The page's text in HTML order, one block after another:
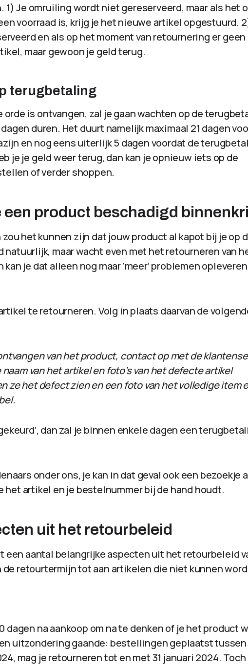
1) Je omruiling wordt niet gereserveerd, maar als het
voorraad is, krijg je het nieuwe artikel opgestuurd.
en als op het moment van retournering er geen
maar gewoon je geld terug.
terugbetaling
orde is ontvangen, zal je gaan wachten op de
duren. Het duurt namelijk maximaal 21 dagen
en nog eens uiterlijk 5 dagen voordat de
je je geld weer terug, dan kan je opnieuw iets op de
of verder shoppen.
een product beschadigd
het kunnen zijn dat jouw product al kapot bij je op
natuurlijk, maar wacht even met het retourneren van
je dat alleen nog maar ‘meer’ problemen
te retourneren. Volg in plaats daarvan de
van het product, contact op met de
van het artikel en foto’s van het defecte artikel
ze het defect zien en een foto van het volledige item
dan zal je binnen enkele dagen een
onder ons, je kan in dat geval ook een bezoekje
het artikel en je bestelnummer bij de hand houdt.
uit het retourbeleid
een aantal belangrijke aspecten uit het retourbeleid
de retourtermijn tot aan artikelen die niet kunnen
dagen na aankoop om na te denken of je het product
uitzondering gaande: bestellingen geplaatst tussen
mag je retourneren tot en met 31 januari 2024.